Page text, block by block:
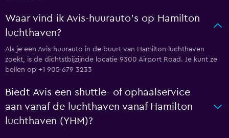
Waar vind ik Avis-huurauto's op Hamilton
luchthaven?
Als je een Avis-huurauto in de buurt van Hamilton luchthaven
zoekt, is de dichtstbijzijnde locatie 9300 Airport Road. Je kunt ze
bellen op +1 905 679 3233
Biedt Avis een shuttle- of ophaalservice
aan vanaf de luchthaven vanaf Hamilton
luchthaven (YHM)?